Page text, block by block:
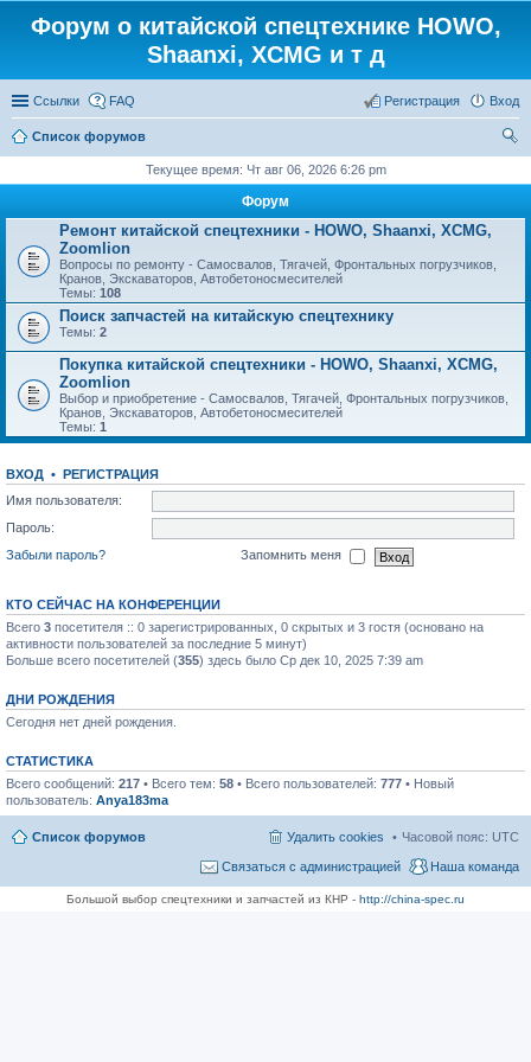
Форум о китайской спецтехнике HOWO,
Shaanxi, XCMG и т д
Ссылки FAQ Вход
Регистрация
Список форумов
Текущее время: Чт авг 06, 2026 6:26 pm
Форум
Ремонт китайской спецтехники - HOWO, Shaanxi, XCMG,
Zoomlion
Вопросы по ремонту - Самосвалов, Тягачей, Фронтальных погрузчиков,
Кранов, Экскаваторов, Автобетоносмесителей
Темы: 108
Поиск запчастей на китайскую спецтехнику
Темы: 2
Покупка китайской спецтехники - HOWO, Shaanxi, XCMG,
Zoomlion
Выбор и приобретение - Самосвалов, Тягачей, Фронтальных погрузчиков,
Кранов, Экскаваторов, Автобетоносмесителей
Темы: 1
ВХОД • РЕГИСТРАЦИЯ
Имя пользователя:
Пароль:
Забыли пароль?
Запомнить меня
КТО СЕЙЧАС НА КОНФЕРЕНЦИИ
Всего 3 посетителя :: 0 зарегистрированных, 0 скрытых и 3 гостя (основано на
активности пользователей за последние 5 минут)
Больше всего посетителей (355) здесь было Ср дек 10, 2025 7:39 am
ДНИ РОЖДЕНИЯ
Сегодня нет дней рождения.
СТАТИСТИКА
Всего сообщений: 217 • Всего тем: 58 • Всего пользователей: 777 • Новый
пользователь: Anya183ma
Список форумов Часовой пояс: UTC
Удалить cookies
Наша команда
Связаться с администрацией
Большой выбор спецтехники и запчастей из КНР - http://china-spec.ru